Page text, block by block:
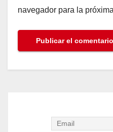
navegador para la